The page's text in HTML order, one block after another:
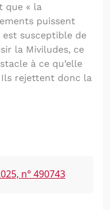
que « la
puissent
susceptible de
la Miviludes, ce
à ce qu’elle
Ils rejettent donc la
n° 490743